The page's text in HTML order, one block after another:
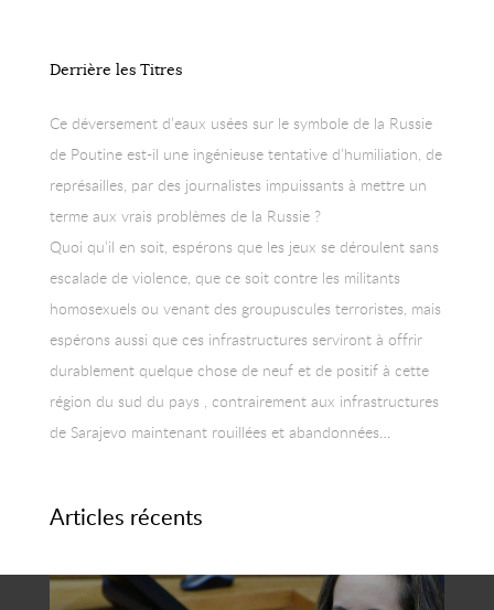
Derrière les Titres
Ce déversement d’eaux usées sur le symbole de la Russie
de Poutine est-il une ingénieuse tentative d’humiliation, de
représailles, par des journalistes impuissants à mettre un
terme aux vrais problèmes de la Russie ?
Quoi qu’il en soit, espérons que les jeux se déroulent sans
escalade de violence, que ce soit contre les militants
homosexuels ou venant des groupuscules terroristes, mais
espérons aussi que ces infrastructures serviront à offrir
durablement quelque chose de neuf et de positif à cette
région du sud du pays , contrairement aux infrastructures
de Sarajevo maintenant rouillées et abandonnées…
Articles récents